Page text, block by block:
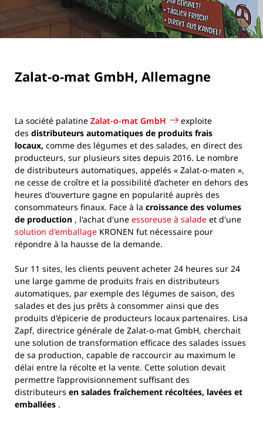
Zalat-o-mat GmbH, Allemagne
La société palatine Zalat-o-mat GmbH
exploite
des distributeurs automatiques de produits frais
locaux, comme des légumes et des salades, en direct des
producteurs, sur plusieurs sites depuis 2016. Le nombre
de distributeurs automatiques, appelés « Zalat-o-maten »,
ne cesse de croître et la possibilité d’acheter en dehors des
heures d'ouverture gagne en popularité auprès des
consommateurs finaux. Face à la croissance des volumes
de production , l'achat d'une essoreuse à salade et d'une
solution d'emballage KRONEN fut nécessaire pour
répondre à la hausse de la demande.
Sur 11 sites, les clients peuvent acheter 24 heures sur 24
une large gamme de produits frais en distributeurs
automatiques, par exemple des légumes de saison, des
salades et des jus prêts à consommer ainsi que des
produits d'épicerie de producteurs locaux partenaires. Lisa
Zapf, directrice générale de Zalat-o-mat GmbH, cherchait
une solution de transformation efficace des salades issues
de sa production, capable de raccourcir au maximum le
délai entre la récolte et la vente. Cette solution devait
permettre l’approvisionnement suffisant des
distributeurs en salades fraîchement récoltées, lavées et
emballées .